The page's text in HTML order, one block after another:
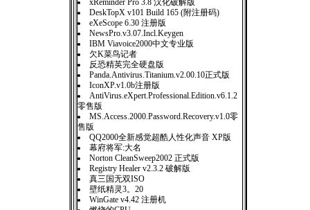
xReminder Pro 3.8 汉化破解版
DeskTopX v101 Build 165 (附注册码)
eXeScope 6.30 注册版
NewsPro.v3.07.Incl.Keygen
IBM Viavoice2000中文专业版
欠K菜鸟记者
反恐精英完全硬盘版
Panda.Antivirus.Titanium.v2.00.10正式版
IconXP.v1.0b注册版
AntiVirus.eXpert.Professional.Edition.v6.1.2
零售版
MS.Access.2000.Password.Recovery.v1.0零
售版
QQ2000全新感觉超酷人性化声音 XP版
幕府将军:大名
Norton CleanSweep2002 正式版
Registry Healer v2.3.2 破解版
真三国无双ISO
壁纸精灵3。20
WinGate v4.42 注册机